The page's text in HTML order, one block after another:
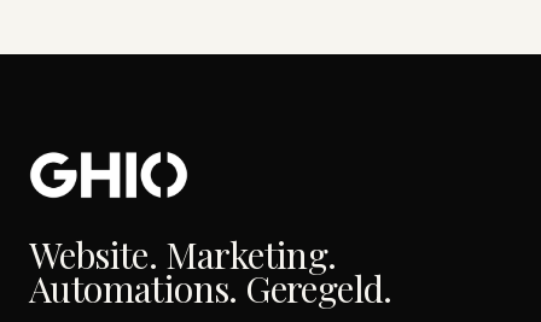
Website. Marketing.
Automations. Geregeld.